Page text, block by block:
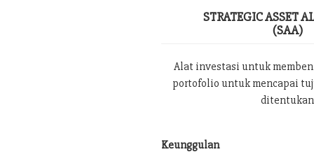
STRATEGIC ASSET
(SAA)
Alat investasi untuk
portofolio untuk mencapai
ditentukan
Keunggulan